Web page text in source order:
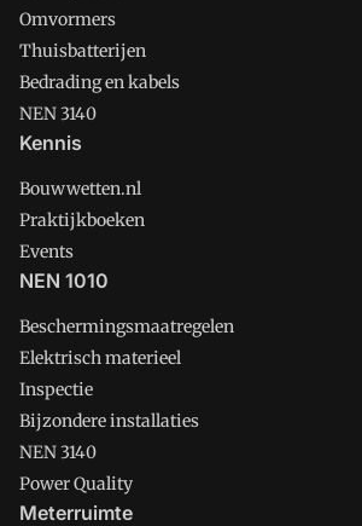
Omvormers
Thuisbatterijen
Bedrading en kabels
NEN 3140
Kennis
Bouwwetten.nl
Praktijkboeken
Events
NEN 1010
Beschermingsmaatregelen
Elektrisch materieel
Inspectie
Bijzondere installaties
NEN 3140
Power Quality
Meterruimte